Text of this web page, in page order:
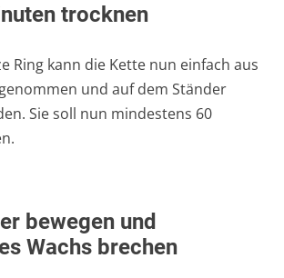
trocknen
Ring kann die Kette nun einfach aus
und auf dem Ständer
Sie soll nun mindestens 60
bewegen und
Wachs brechen